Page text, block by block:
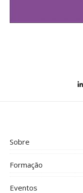
Sobre
Formação
Eventos